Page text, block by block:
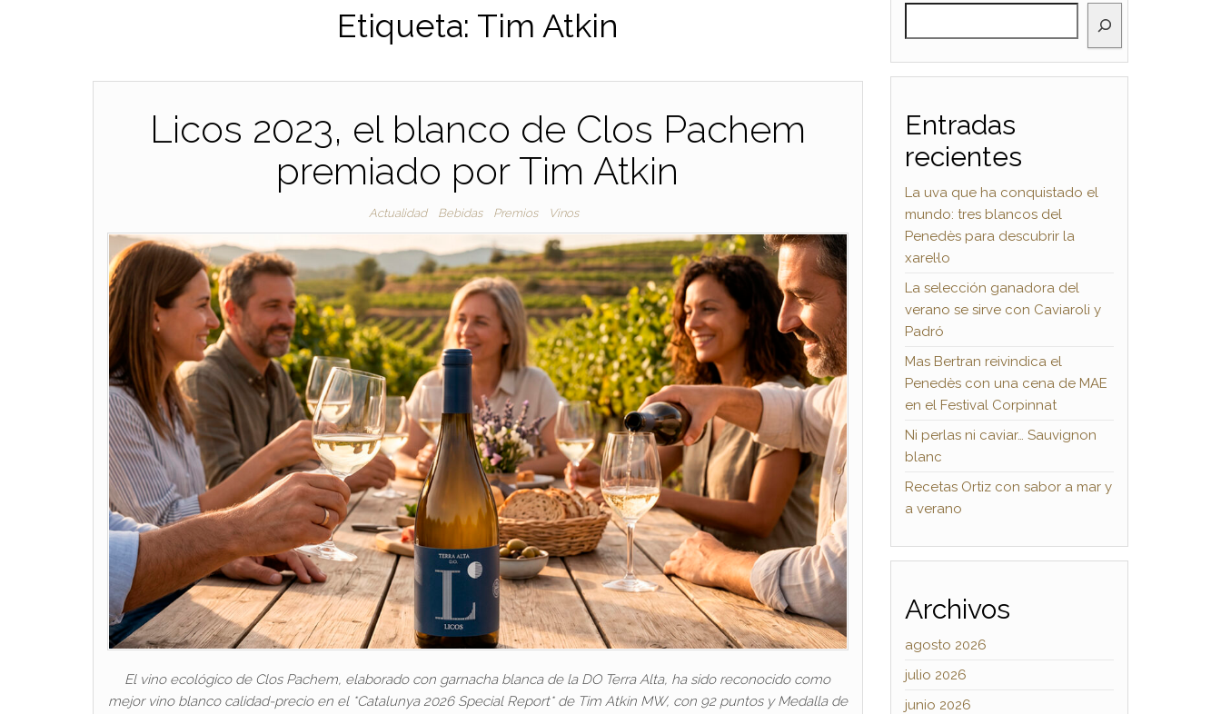
Etiqueta: Tim Atkin
Licos 2023, el blanco de Clos Pachem
premiado por Tim Atkin
Actualidad Bebidas Premios Vinos
El vino ecológico de Clos Pachem, elaborado con garnacha blanca de la DO Terra Alta, ha sido reconocido como
mejor vino blanco calidad-precio en el *Catalunya 2026 Special Report* de Tim Atkin MW, con 92 puntos y Medalla de
Entradas
recientes
La uva que ha conquistado el
mundo: tres blancos del
Penedès para descubrir la
xarel·lo
La selección ganadora del
verano se sirve con Caviaroli y
Padró
Mas Bertran reivindica el
Penedès con una cena de MAE
en el Festival Corpinnat
Ni perlas ni caviar… Sauvignon
blanc
Recetas Ortiz con sabor a mar y
a verano
Archivos
agosto 2026
julio 2026
junio 2026